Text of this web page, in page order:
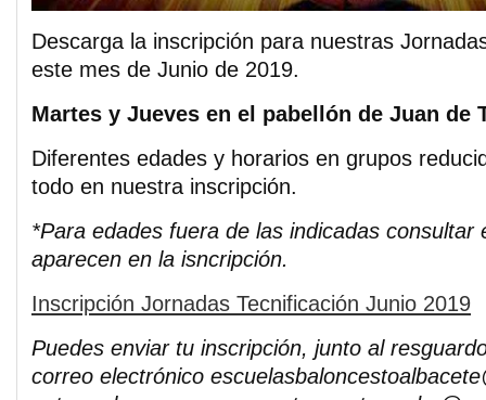
Descarga la inscripción para nuestras
este mes de Junio de 2019.
Martes y Jueves en el pabellón de Juan de
Diferentes edades y horarios en grupos
todo en nuestra inscripción.
*Para edades fuera de las indicadas consultar
aparecen en la isncripción.
Inscripción Jornadas Tecnificación Junio 2019
Puedes enviar tu inscripción, junto al
correo electrónico